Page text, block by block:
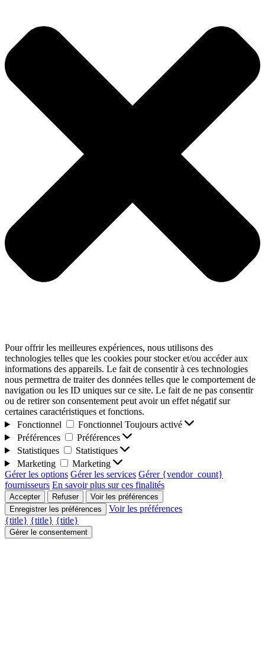
Pour offrir les meilleures expériences, nous utilisons des
technologies telles que les cookies pour stocker et/ou accéder aux
informations des appareils. Le fait de consentir à ces technologies
nous permettra de traiter des données telles que le comportement de
navigation ou les ID uniques sur ce site. Le fait de ne pas consentir
ou de retirer son consentement peut avoir un effet négatif sur
certaines caractéristiques et fonctions.
Fonctionnel
Fonctionnel Toujours activé
Préférences
Préférences
Statistiques
Statistiques
Marketing
Marketing
Gérer les options Gérer les services Gérer {vendor_count}
fournisseurs En savoir plus sur ces finalités
Accepter Refuser
Voir les préférences
Enregistrer les préférences
Voir les préférences
{title} {title} {title}
Gérer le consentement